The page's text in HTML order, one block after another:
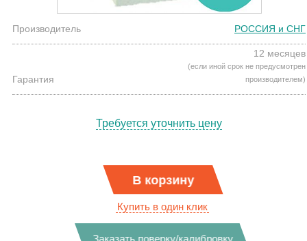
Производитель РОССИЯ и СНГ
Гарантия
12 месяцев
(если иной срок не предусмотрен
производителем)
Требуется уточнить цену
В корзину
Купить в один клик